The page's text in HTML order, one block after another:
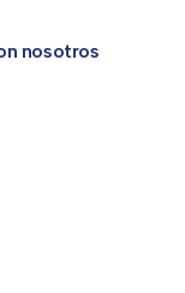
nosotros